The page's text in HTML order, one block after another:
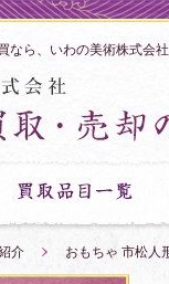
なら、いわの美術株式会社
介 おもちゃ 市松人